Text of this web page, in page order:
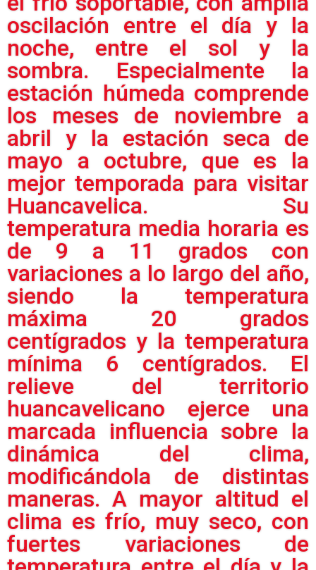
oscilación entre el día y la
noche, entre el sol y la
sombra. Especialmente la
estación húmeda comprende
los meses de noviembre a
abril y la estación seca de
mayo a octubre, que es la
mejor temporada para visitar
Huancavelica. Su
temperatura media horaria es
de 9 a 11 grados con
variaciones a lo largo del año,
siendo la temperatura
máxima 20 grados
centígrados y la temperatura
mínima 6 centígrados. El
relieve del territorio
huancavelicano ejerce una
marcada influencia sobre la
dinámica del clima,
modificándola de distintas
maneras. A mayor altitud el
clima es frío, muy seco, con
fuertes variaciones de